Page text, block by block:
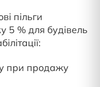
пільги
5 % для будівель
при продажу